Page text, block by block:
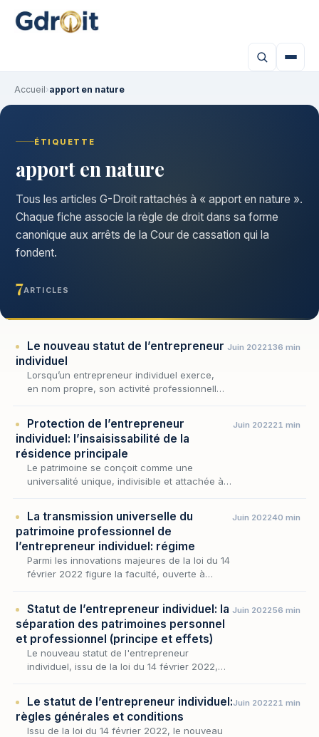
Accueil›apport en nature
ÉTIQUETTE
apport en nature
Tous les articles G-Droit rattachés à « apport en nature ».
Chaque fiche associe la règle de droit dans sa forme
canonique aux arrêts de la Cour de cassation qui la
fondent.
7ARTICLES
Le nouveau statut de l’entrepreneur
individuel
Lorsqu’un entrepreneur individuel exerce,
en nom propre, son activité professionnelle,
soit saisie…
Juin 2022136 min
Protection de l’entrepreneur
individuel: l’insaisissabilité de la
résidence principale
Le patrimoine se conçoit comme une
universalité unique, indivisible et attachée à
créanciers ; c'est…
Juin 202221 min
La transmission universelle du
patrimoine professionnel de
l’entrepreneur individuel: régime
Parmi les innovations majeures de la loi du 14
février 2022 figure la faculté, ouverte à
profes…
Juin 202240 min
Statut de l’entrepreneur individuel: la
séparation des patrimoines personnel
et professionnel (principe et effets)
Le nouveau statut de l'entrepreneur
individuel, issu de la loi du 14 février 2022,
même pers…
Juin 202256 min
Le statut de l’entrepreneur individuel:
règles générales et conditions
Issu de la loi du 14 février 2022, le nouveau
Juin 202221 min